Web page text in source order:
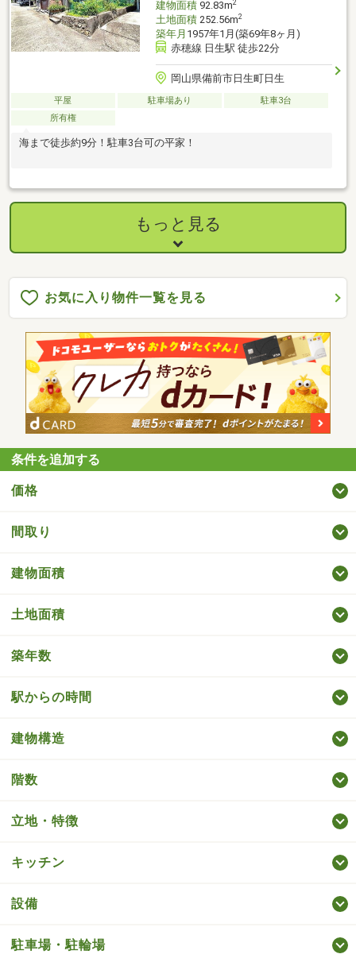
建物面積92.83m2
土地面積252.56m2
築年月 1957年1月(築69年8ヶ月)
赤穂線 日生駅 徒歩22分
岡山県備前市日生町日生
平屋 駐車場あり
駐車3台
所有権
海まで徒歩約9分！駐車3台可の平家！
もっと見る
お気に入り物件一覧を見る
条件を追加する
価格
間取り
建物面積
土地面積
築年数
駅からの時間
建物構造
階数
立地・特徴
キッチン
設備
駐車場・駐輪場